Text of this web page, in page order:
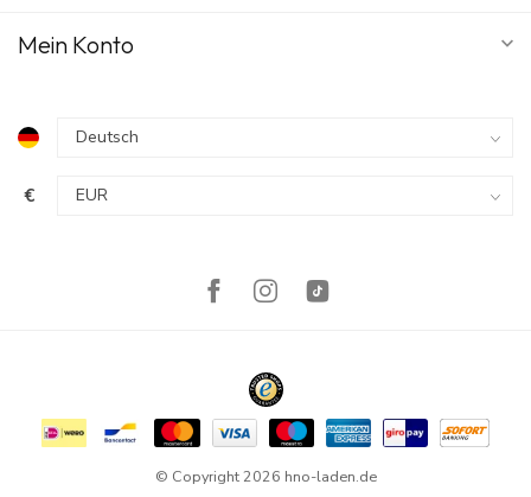
Mein Konto
€
© Copyright 2026 hno-laden.de